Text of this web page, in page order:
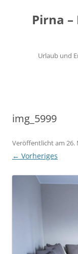
springenPirna
Urlaub und
img_5999
Veröffentlicht am 26.
← Vorheriges